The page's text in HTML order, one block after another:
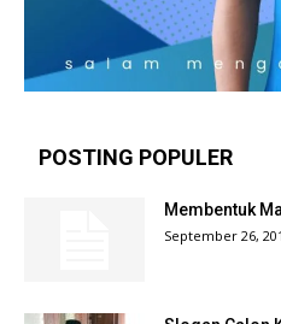
POSTING POPULER
Membentuk
September 26,